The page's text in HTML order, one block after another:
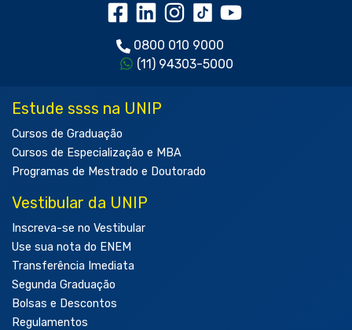
0800 010 9000
(11) 94303-5000
Estude ssss na UNIP
Cursos de Graduação
Cursos de Especialização e MBA
Programas de Mestrado e Doutorado
Vestibular da UNIP
Inscreva-se no Vestibular
Use sua nota do ENEM
Transferência Imediata
Segunda Graduação
Bolsas e Descontos
Regulamentos